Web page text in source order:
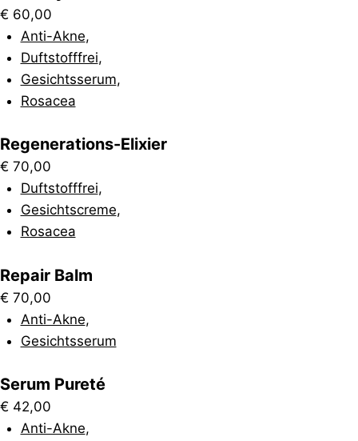
€ 60,00
Anti-Akne,
Duftstofffrei,
Gesichtsserum,
Rosacea
Regenerations-Elixier
€ 70,00
Duftstofffrei,
Gesichtscreme,
Rosacea
Repair Balm
€ 70,00
Anti-Akne,
Gesichtsserum
Serum Pureté
€ 42,00
Anti-Akne,